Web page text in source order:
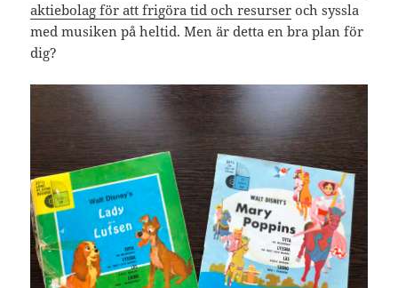
aktiebolag för att frigöra tid och resurser och syssla
med musiken på heltid. Men är detta en bra plan för
dig?